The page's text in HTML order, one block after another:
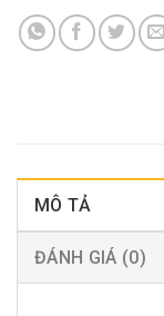
MÔ TẢ
ĐÁNH GIÁ (0)